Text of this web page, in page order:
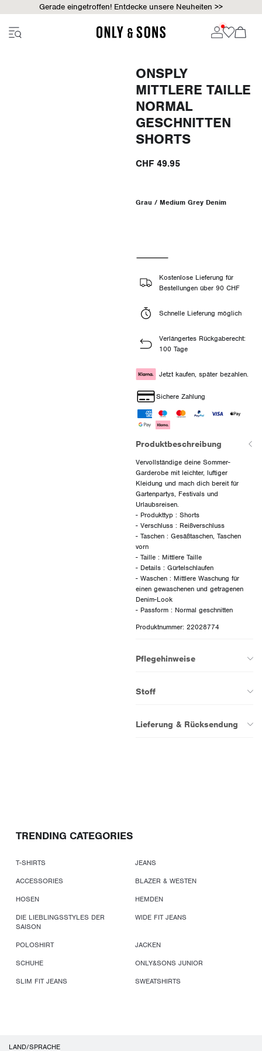
Gerade eingetroffen! Entdecke unsere Neuheiten >>
ONSPLY
MITTLERE TAILLE
NORMAL
GESCHNITTEN
SHORTS
CHF 49.95
Grau / Medium Grey Denim
Kostenlose Lieferung für
Bestellungen über 90 CHF
Schnelle Lieferung möglich
Verlängertes Rückgaberecht:
100 Tage
Jetzt kaufen, später bezahlen.
Sichere Zahlung
Produktbeschreibung
Vervollständige deine Sommer-
Garderobe mit leichter, luftiger
Kleidung und mach dich bereit für
Gartenpartys, Festivals und
Urlaubsreisen.
- Produkttyp : Shorts
- Verschluss : Reißverschluss
- Taschen : Gesäßtaschen, Taschen
vorn
- Taille : Mittlere Taille
- Details : Gürtelschlaufen
- Waschen : Mittlere Waschung für
einen gewaschenen und getragenen
Denim-Look
- Passform : Normal geschnitten
Produktnummer: 22028774
Pflegehinweise
Stoff
Lieferung & Rücksendung
TRENDING CATEGORIES
T-SHIRTS
JEANS
ACCESSORIES
BLAZER & WESTEN
HOSEN
HEMDEN
DIE LIEBLINGSSTYLES DER
SAISON
WIDE FIT JEANS
POLOSHIRT
JACKEN
SCHUHE
ONLY&SONS JUNIOR
SLIM FIT JEANS
SWEATSHIRTS
LAND/SPRACHE